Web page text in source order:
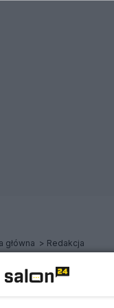
główna Redakcja
Polacy